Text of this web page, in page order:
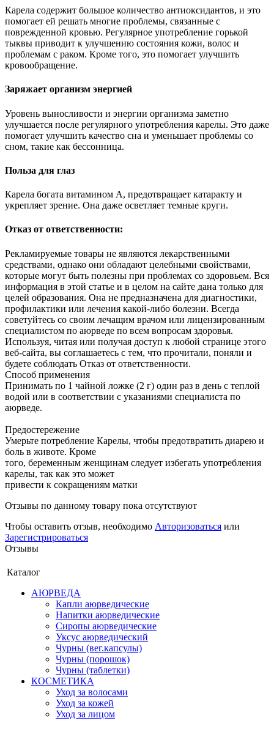
Карела содержит большое количество антиоксидантов, и это
помогает ей решать многие проблемы, связанные с
поврежденной кровью. Регулярное употребление горькой
тыквы приводит к улучшению состояния кожи, волос и
проблемам с раком. Кроме того, это помогает улучшить
кровообращение.
Заряжает организм энергией
Уровень выносливости и энергии организма заметно
улучшается после регулярного употребления карелы. Это даже
помогает улучшить качество сна и уменьшает проблемы со
сном, такие как бессонница.
Польза для глаз
Карела богата витамином А, предотвращает катаракту и
укрепляет зрение. Она даже осветляет темные круги.
Отказ от ответственности:
Рекламируемые товары не являются лекарственными
средствами, однако они обладают целебными свойствами,
которые могут быть полезны при проблемах со здоровьем. Вся
информация в этой статье и в целом на сайте дана только для
целей образования. Она не предназначена для диагностики,
профилактики или лечения какой-либо болезни. Всегда
советуйтесь со своим лечащим врачом или лицензированным
специалистом по аюрведе по всем вопросам здоровья.
Используя, читая или получая доступ к любой странице этого
веб-сайта, вы соглашаетесь с тем, что прочитали, поняли и
будете соблюдать Отказ от ответственности.
Способ применения
Принимать по 1 чайной ложке (2 г) один раз в день с теплой
водой или в соответствии с указаниями специалиста по
аюрведе.
Предостережение
Умерьте потребление Карелы, чтобы предотвратить диарею и
боль в животе. Кроме
того, беременным женщинам следует избегать употребления
карелы, так как это может
привести к сокращениям матки
Отзывы по данному товару пока отсутствуют
Чтобы оставить отзыв, необходимо Авторизоваться или
Зарегистрироваться
Отзывы
Каталог
АЮРВЕДА
Капли аюрведические
Напитки аюрведические
Сиропы аюрведические
Уксус аюрведический
Чурны (вег.капсулы)
Чурны (порошок)
Чурны (таблетки)
КОСМЕТИКА
Уход за волосами
Уход за кожей
Уход за лицом